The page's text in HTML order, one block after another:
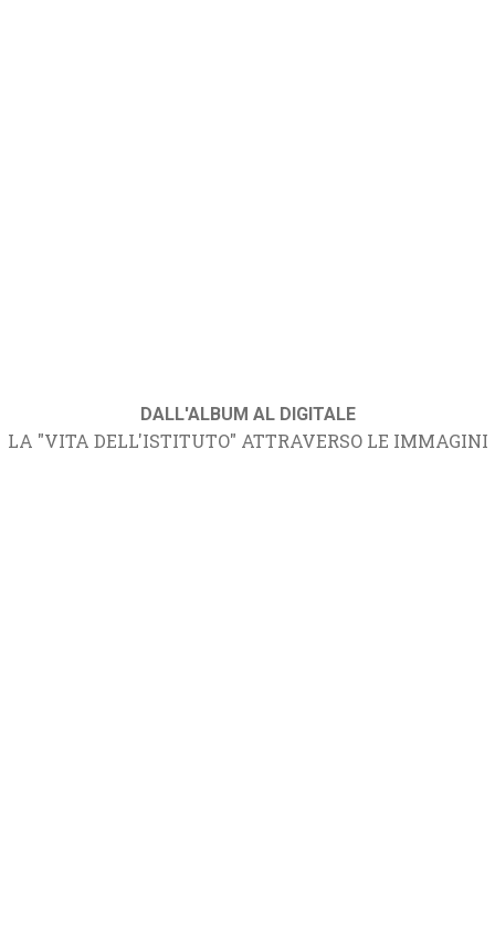
DALL'ALBUM AL DIGITALE
LA "VITA DELL'ISTITUTO" ATTRAVERSO LE IMMAGINI